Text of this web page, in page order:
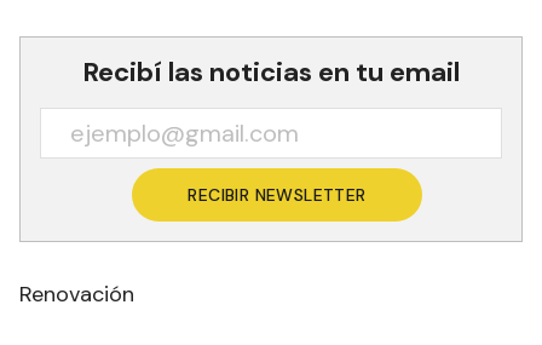
Recibí las noticias en tu email
RECIBIR NEWSLETTER
Renovación